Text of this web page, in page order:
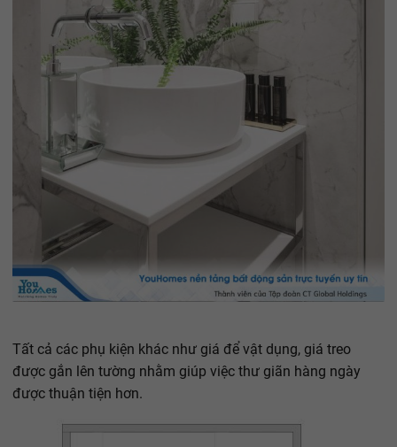
Tất cả các phụ kiện khác như giá để vật dụng, giá treo
được gắn lên tường nhằm giúp việc thư giãn hàng ngày
được thuận tiện hơn.